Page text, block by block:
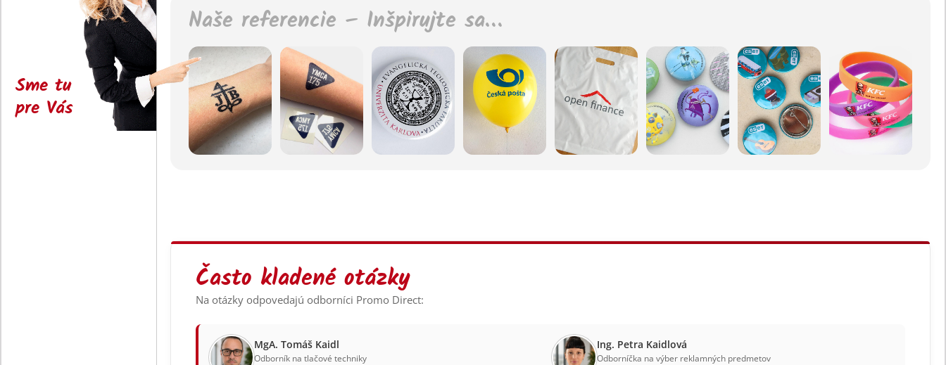
Sme tu
pre Vás
Naše referencie – Inšpirujte sa…
Často kladené otázky
Na otázky odpovedajú odborníci Promo Direct:
MgA. Tomáš Kaidl
Odborník na tlačové techniky
Ing. Petra Kaidlová
Odborníčka na výber reklamných predmetov